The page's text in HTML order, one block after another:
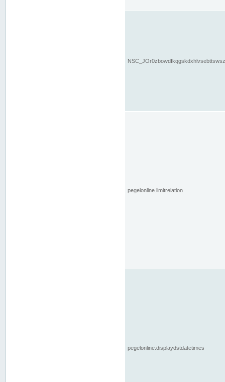
pegelonline.limitrelation
pegelonline.displaydstdatetimes